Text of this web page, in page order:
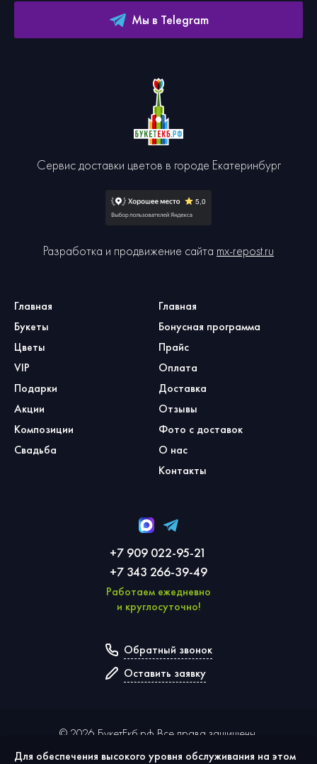
Главная
Букеты
Цветы
VIP
Подарки
Акции
Композиции
Свадьба
Главная
Бонусная программа
Прайс
Оплата
Доставка
Отзывы
Фото с доставок
О нас
Контакты
Сервис доставки цветов в городе Екатеринбург
Разработка и продвижение сайта mx-repost.ru
Мы в Telegram
+7 909 022-95-21
+7 343 266-39-49
Работаем ежедневно
и круглосуточно!
Обратный звонок
Оставить заявку
© 2026 БукетЕкб.рф Все права защищены.
Для обеспечения высокого уровня обслуживания на этом